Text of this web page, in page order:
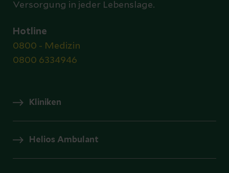
Versorgung in jeder Lebenslage.
Hotline
0800 - Medizin
0800 6334946
Kliniken
Helios Ambulant